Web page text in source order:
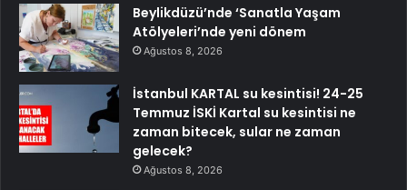
Beylikdüzü’nde ‘Sanatla Yaşam
Atölyeleri’nde yeni dönem
Ağustos 8, 2026
İstanbul KARTAL su kesintisi! 24-25
Temmuz İSKİ Kartal su kesintisi ne
zaman bitecek, sular ne zaman
gelecek?
Ağustos 8, 2026